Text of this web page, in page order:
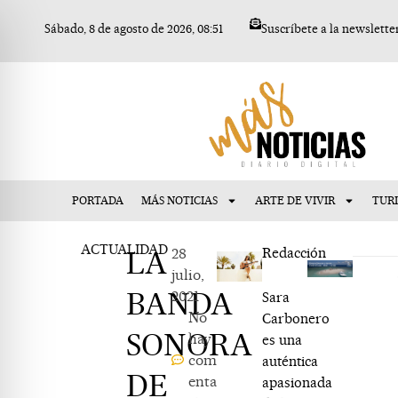
Sábado, 8 de agosto de 2026, 08:51 Suscríbete a la
PORTADA MÁS NOTICIAS ARTE DE VIVIR
ACTUALIDAD
LA
BANDA
SONORA
DE
28
julio,
2021
No
hay
com
enta
Redacción
Sara
Carbonero
es una
auténtica
apasionada